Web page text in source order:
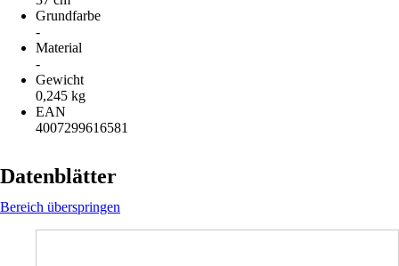
Grundfarbe
-
Material
-
Gewicht
0,245 kg
EAN
4007299616581
Datenblätter
Bereich überspringen